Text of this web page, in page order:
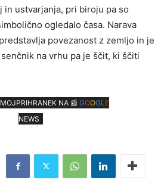
ustvarjanja, pri biroju pa so
ogledalo časa. Narava
povezanost z zemljo in je
na vrhu pa je ščit, ki ščiti
NA 📰 GOOGL E
NEWS